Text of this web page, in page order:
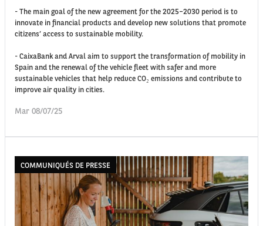
- The main goal of the new agreement for the 2025–2030 period is to
innovate in financial products and develop new solutions that promote
citizens’ access to sustainable mobility.
- CaixaBank and Arval aim to support the transformation of mobility in
Spain and the renewal of the vehicle fleet with safer and more
sustainable vehicles that help reduce CO₂ emissions and contribute to
improve air quality in cities.
Mar 08/07/25
COMMUNIQUÉS DE PRESSE